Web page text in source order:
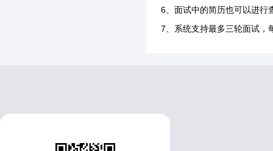
6、面试中的简历也可以进行
7、系统支持最多三轮面试，